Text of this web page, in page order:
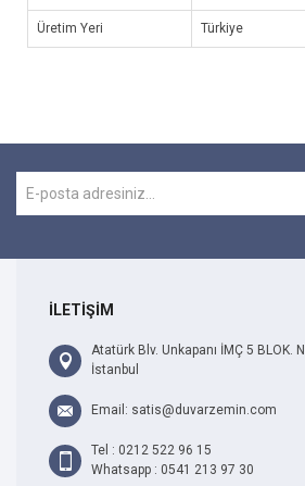
Üretim Yeri Türkiye
İLETİŞİM
Atatürk Blv. Unkapanı İMÇ 5 BLOK.
İstanbul
Email: satis@duvarzemin.com
Tel : 0212 522 96 15
Whatsapp : 0541 213 97 30